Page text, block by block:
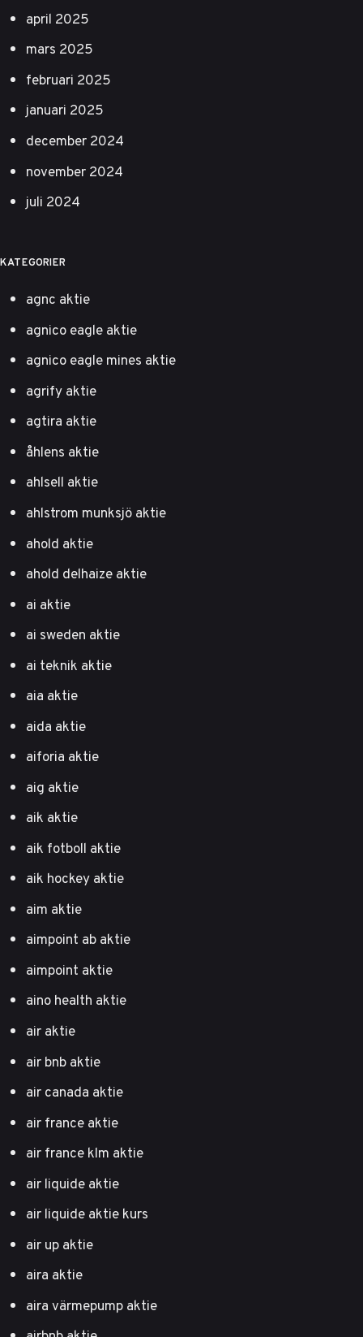
april 2025
mars 2025
februari 2025
januari 2025
december 2024
november 2024
juli 2024
KATEGORIER
agnc aktie
agnico eagle aktie
agnico eagle mines aktie
agrify aktie
agtira aktie
åhlens aktie
ahlsell aktie
ahlstrom munksjö aktie
ahold aktie
ahold delhaize aktie
ai aktie
ai sweden aktie
ai teknik aktie
aia aktie
aida aktie
aiforia aktie
aig aktie
aik aktie
aik fotboll aktie
aik hockey aktie
aim aktie
aimpoint ab aktie
aimpoint aktie
aino health aktie
air aktie
air bnb aktie
air canada aktie
air france aktie
air france klm aktie
air liquide aktie
air liquide aktie kurs
air up aktie
aira aktie
aira värmepump aktie